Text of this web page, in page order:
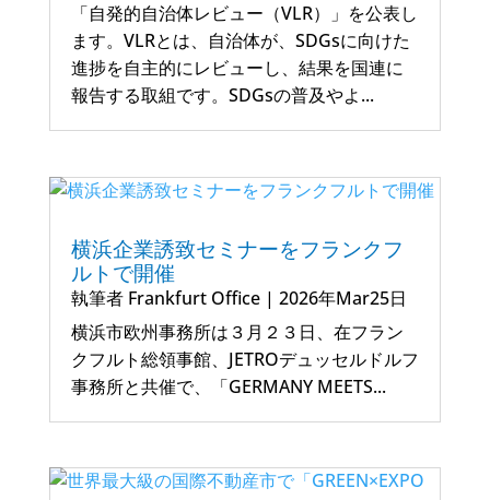
「自発的自治体レビュー（VLR）」を公表し
ます。VLRとは、自治体が、SDGsに向けた
進捗を自主的にレビューし、結果を国連に
報告する取組です。SDGsの普及やよ...
横浜企業誘致セミナーをフランクフ
ルトで開催
執筆者 Frankfurt Office| 2026年Mar25日
横浜市欧州事務所は３月２３日、在フラン
クフルト総領事館、JETROデュッセルドルフ
事務所と共催で、「GERMANY MEETS...